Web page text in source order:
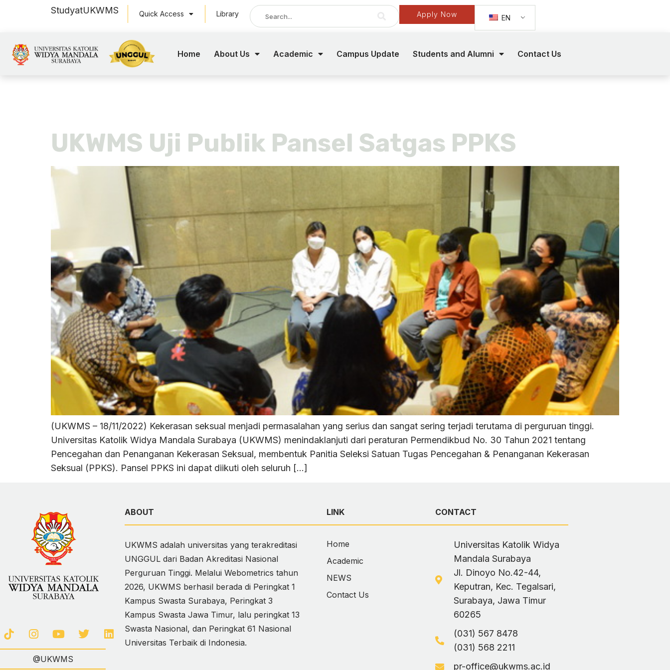
StudyatUKWMS Quick Access Library Apply Now EN
Home About Us Academic Campus Update Students and Alumni Contact Us
UKWMS Uji Publik Pansel Satgas PPKS
(UKWMS – 18/11/2022) Kekerasan seksual menjadi permasalahan yang serius dan sangat sering terjadi terutama di perguruan tinggi.
Universitas Katolik Widya Mandala Surabaya (UKWMS) menindaklanjuti dari peraturan Permendikbud No. 30 Tahun 2021 tentang
Pencegahan dan Penanganan Kekerasan Seksual, membentuk Panitia Seleksi Satuan Tugas Pencegahan & Penanganan Kekerasan
Seksual (PPKS). Pansel PPKS ini dapat diikuti oleh seluruh […]
@UKWMS
ABOUT
UKWMS adalah universitas yang terakreditasi
UNGGUL dari Badan Akreditasi Nasional
Perguruan Tinggi. Melalui Webometrics tahun
2026, UKWMS berhasil berada di Peringkat 1
Kampus Swasta Surabaya, Peringkat 3
Kampus Swasta Jawa Timur, lalu peringkat 13
Swasta Nasional, dan Peringkat 61 Nasional
Universitas Terbaik di Indonesia.
LINK
Home
Academic
NEWS
Contact Us
CONTACT
Universitas Katolik Widya
Mandala Surabaya
Jl. Dinoyo No.42-44,
Keputran, Kec. Tegalsari,
Surabaya, Jawa Timur
60265
(031) 567 8478
(031) 568 2211
pr-office@ukwms.ac.id